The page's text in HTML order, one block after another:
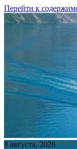
Перейти к
8 августа, 2026